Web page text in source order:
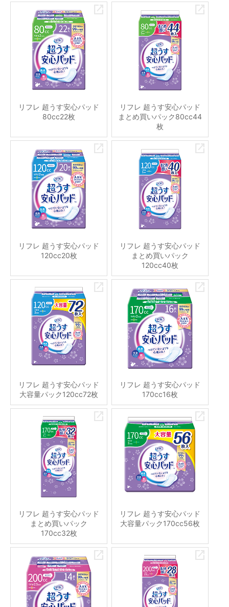
リフレ 超うす安心パッド
80cc22枚
リフレ 超うす安心パッド
まとめ買いパック80cc44
枚
リフレ 超うす安心パッド
120cc20枚
リフレ 超うす安心パッド
まとめ買いパック
120cc40枚
リフレ 超うす安心パッド
大容量パック120cc72枚
リフレ 超うす安心パッド
170cc16枚
リフレ 超うす安心パッド
まとめ買いパック
170cc32枚
リフレ 超うす安心パッド
大容量パック170cc56枚